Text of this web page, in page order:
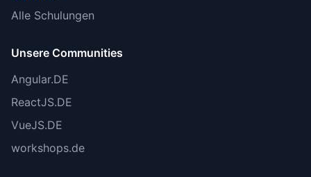
Alle Schulungen
Unsere Communities
Angular.DE
ReactJS.DE
VueJS.DE
workshops.de